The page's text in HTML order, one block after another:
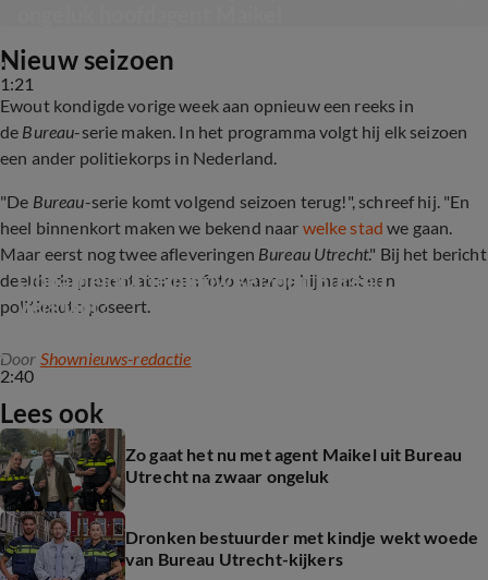
1:21
Nieuw seizoen
Ewout kondigde vorige week aan opnieuw een reeks in
de Bureau-serie maken. In het programma volgt hij elk seizoen
een ander politiekorps in Nederland.
"De Bureau-serie komt volgend seizoen terug!", schreef hij. "En
heel binnenkort maken we bekend naar welke stad we gaan.
Maar eerst nog twee afleveringen Bureau Utrecht." Bij het bericht
deelde de presentator een foto waarop hij naast een
politieauto poseert.
2:40
Opnamelocatie nieuw seizoen Bureau…
verklapt?
Door Shownieuws-redactie
Lees ook
Zo gaat het nu met agent Maikel uit Bureau
Utrecht na zwaar ongeluk
Dronken bestuurder met kindje wekt woede
van Bureau Utrecht-kijkers